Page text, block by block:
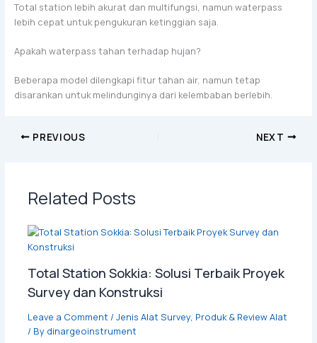
Total station lebih akurat dan multifungsi, namun waterpass
lebih cepat untuk pengukuran ketinggian saja.
Apakah waterpass tahan terhadap hujan?
Beberapa model dilengkapi fitur tahan air, namun tetap
disarankan untuk melindunginya dari kelembaban berlebih.
PREVIOUS NEXT
Related Posts
Total Station Sokkia: Solusi Terbaik Proyek
Survey dan Konstruksi
Leave a Comment/ Jenis Alat Survey, Produk & Review Alat
/ By dinargeoinstrument